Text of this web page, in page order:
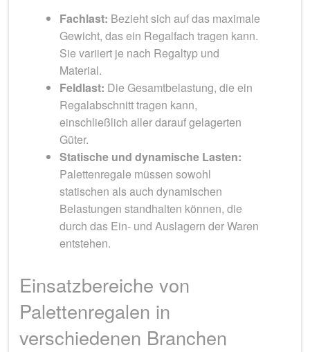
Fachlast: Bezieht sich auf das maximale
Gewicht, das ein Regalfach tragen kann.
Sie variiert je nach Regaltyp und
Material.
Feldlast: Die Gesamtbelastung, die ein
Regalabschnitt tragen kann,
einschließlich aller darauf gelagerten
Güter.
Statische und dynamische Lasten:
Palettenregale müssen sowohl
statischen als auch dynamischen
Belastungen standhalten können, die
durch das Ein- und Auslagern der Waren
entstehen.
Einsatzbereiche von
Palettenregalen in
verschiedenen Branchen